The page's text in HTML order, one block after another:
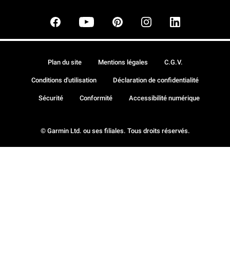
© Garmin Ltd. ou ses filiales. Tous droits réservés.
Plan du site Mentions légales C.G.V.
Conditions d'utilisation Déclaration de confidentialité
Sécurité Conformité Accessibilité numérique